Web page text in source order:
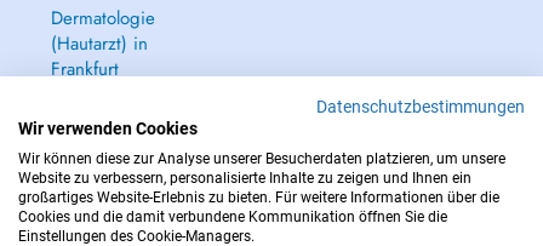
Dermatologie
(Hautarzt) in
Frankfurt
IM NOTFALL WENDEN SIE SICH AN : 112
Datenschutzbestimmungen
Wir verwenden Cookies
Wir können diese zur Analyse unserer Besucherdaten platzieren, um unsere
Website zu verbessern, personalisierte Inhalte zu zeigen und Ihnen ein
großartiges Website-Erlebnis zu bieten. Für weitere Informationen über die
Cookies und die damit verbundene Kommunikation öffnen Sie die
Einstellungen des Cookie-Managers.